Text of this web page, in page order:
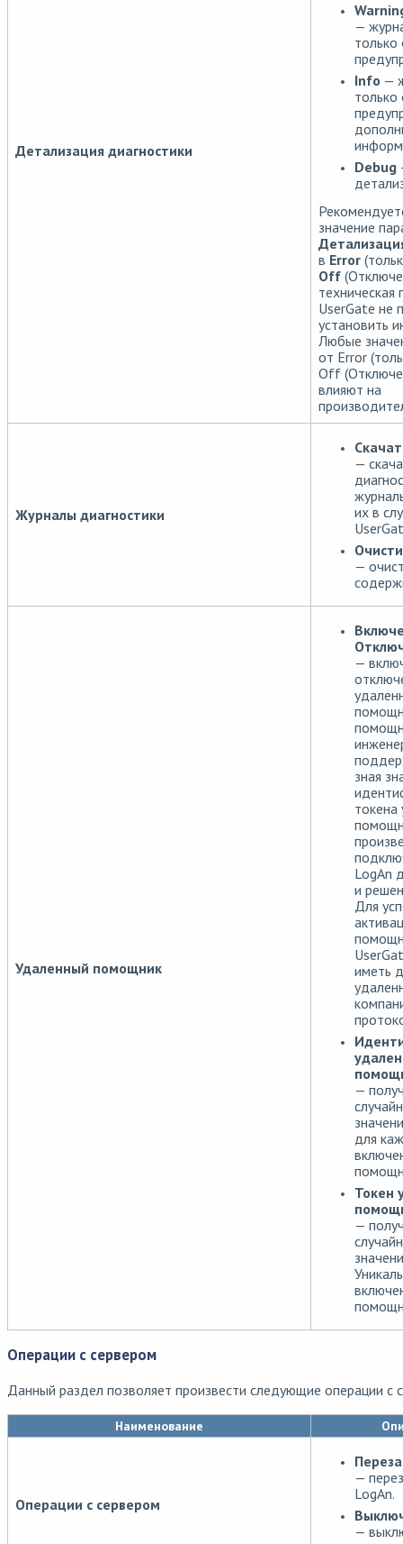
Детализация диагностики
—
Info —
Debug
значение
в Error
Off
UserGate не
установить
Любые
от Error
Off
влияют на
Журналы диагностики
—
их в
—
Удаленный помощник
—
зная
токена
LogAn
и
Для
иметь
—
для
Токен
—
Операции с сервером
Данный раздел позволяет произвести следующие операции с
Наименование
Операции с сервером
—
LogAn.
—